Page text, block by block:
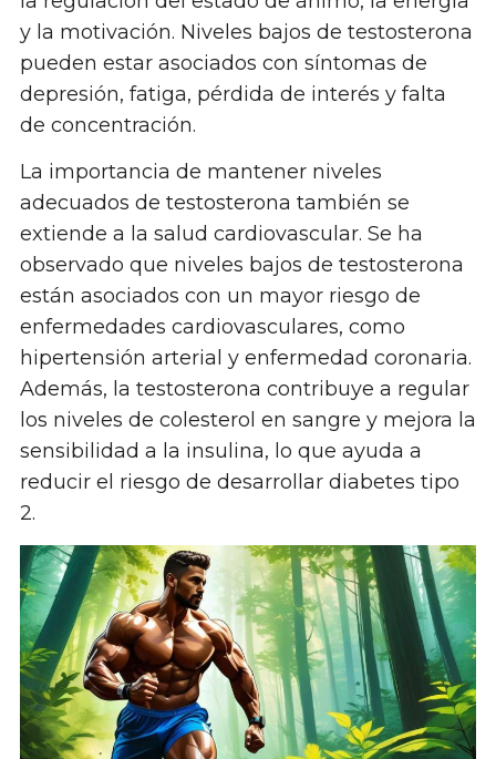
y la motivación. Niveles bajos de testosterona
pueden estar asociados con síntomas de
depresión, fatiga, pérdida de interés y falta
de concentración.
La importancia de mantener niveles
adecuados de testosterona también se
extiende a la salud cardiovascular. Se ha
observado que niveles bajos de testosterona
están asociados con un mayor riesgo de
enfermedades cardiovasculares, como
hipertensión arterial y enfermedad coronaria.
Además, la testosterona contribuye a regular
los niveles de colesterol en sangre y mejora la
sensibilidad a la insulina, lo que ayuda a
reducir el riesgo de desarrollar diabetes tipo
2.